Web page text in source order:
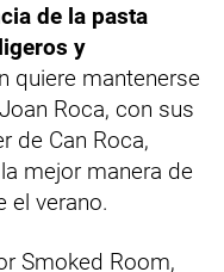
de la pasta
y
quiere mantenerse
Roca, con sus
de Can Roca,
mejor manera de
el verano.
Smoked Room,